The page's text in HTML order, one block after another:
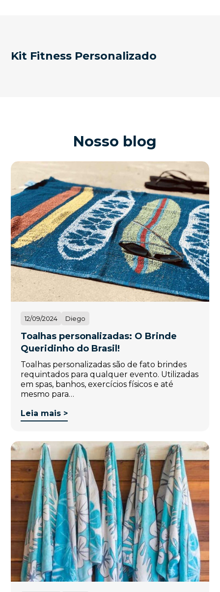
Kit Fitness Personalizado
Nosso blog
12/09/2024 Diego
Toalhas personalizadas: O Brinde
Queridinho do Brasil!
Toalhas personalizadas são de fato brindes
requintados para qualquer evento. Utilizadas
em spas, banhos, exercícios físicos e até
mesmo para…
Leia mais >